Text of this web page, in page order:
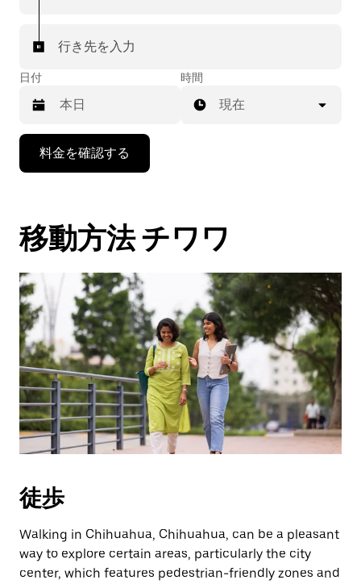
行き先を入力
日付
で
カ
ン
ダ
ー
を
操
作
し、
日
付
を
選
し
ま
ESC
ボ
時間
現在
料金を確認する
移動方法 チワワ
徒歩
Walking in Chihuahua, Chihuahua, can be a pleasant
way to explore certain areas, particularly the city
center, which features pedestrian-friendly zones and